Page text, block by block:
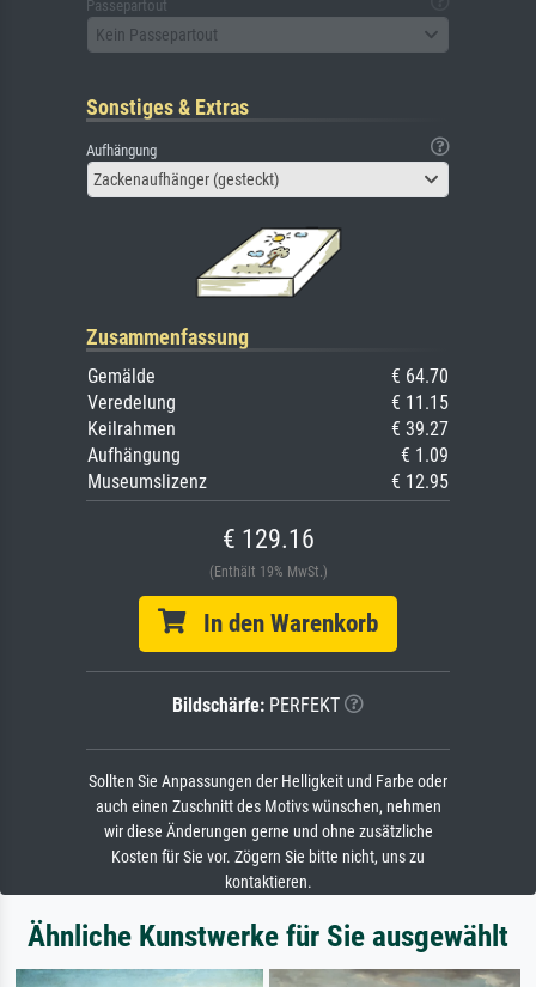
Passepartout
Kein Passepartout
Sonstiges & Extras
Aufhängung
Zackenaufhänger (gesteckt)
Zusammenfassung
Gemälde
€ 64.70
Veredelung
€ 11.15
Keilrahmen
€ 39.27
Aufhängung
€ 1.09
Museumslizenz
€ 12.95
€ 129.16
(Enthält 19% MwSt.)
In den Warenkorb
Bildschärfe: PERFEKT
Sollten Sie Anpassungen der Helligkeit und Farbe oder
auch einen Zuschnitt des Motivs wünschen, nehmen
wir diese Änderungen gerne und ohne zusätzliche
Kosten für Sie vor. Zögern Sie bitte nicht, uns zu
kontaktieren.
Ähnliche Kunstwerke für Sie ausgewählt